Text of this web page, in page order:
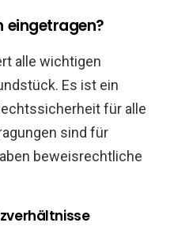
eingetragen?
alle wichtigen
Es ist ein
für alle
sind für
beweisrechtliche